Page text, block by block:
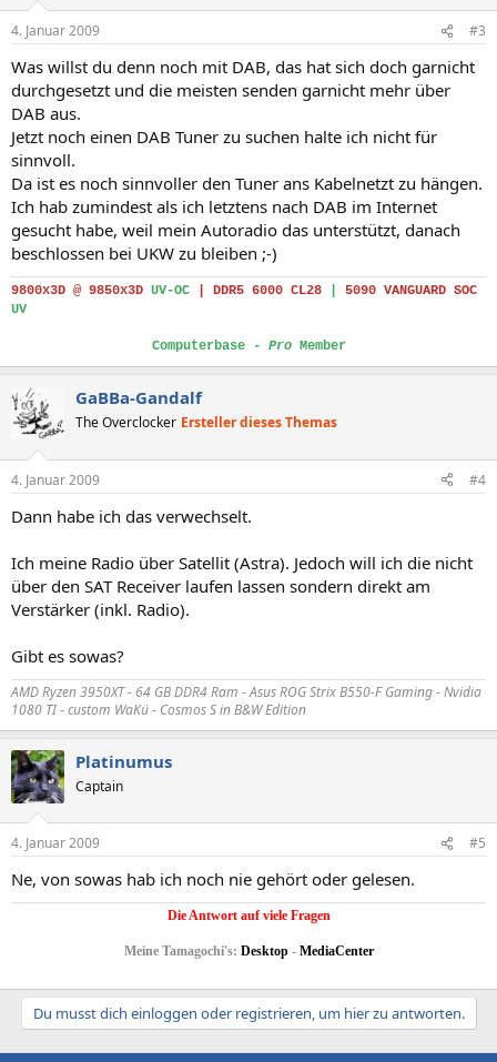
4. Januar 2009 #3
Was willst du denn noch mit DAB, das hat sich doch garnicht
durchgesetzt und die meisten senden garnicht mehr über
DAB aus.
Jetzt noch einen DAB Tuner zu suchen halte ich nicht für
sinnvoll.
Da ist es noch sinnvoller den Tuner ans Kabelnetzt zu hängen.
Ich hab zumindest als ich letztens nach DAB im Internet
gesucht habe, weil mein Autoradio das unterstützt, danach
beschlossen bei UKW zu bleiben ;-)
9800x3D @ 9850x3D UV-OC DDR5 6000 CL28
5090 VANGUARD SOC
UV
Computerbase - ProMember
GaBBa-Gandalf
The Overclocker Ersteller dieses Themas
4. Januar 2009 #4
Dann habe ich das verwechselt.
Ich meine Radio über Satellit (Astra). Jedoch will ich die nicht
über den SAT Receiver laufen lassen sondern direkt am
Verstärker (inkl. Radio).
Gibt es sowas?
AMD Ryzen 3950XT - 64 GB DDR4 Ram - Asus ROG Strix B550-F Gaming - Nvidia
1080 TI - custom WaKü - Cosmos S in B&W Edition
Platinumus
Captain
4. Januar 2009 #5
Ne, von sowas hab ich noch nie gehört oder gelesen.
Die Antwort auf viele Fragen
Meine Tamagochi's: Desktop- MediaCenter
Du musst dich einloggen oder registrieren, um hier zu antworten.